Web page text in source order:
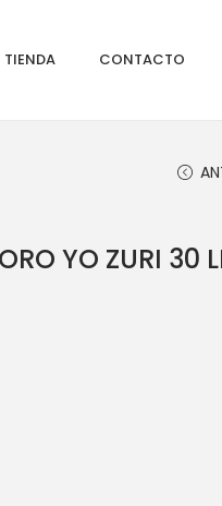
TIENDA CONTACTO
YO ZURI 30